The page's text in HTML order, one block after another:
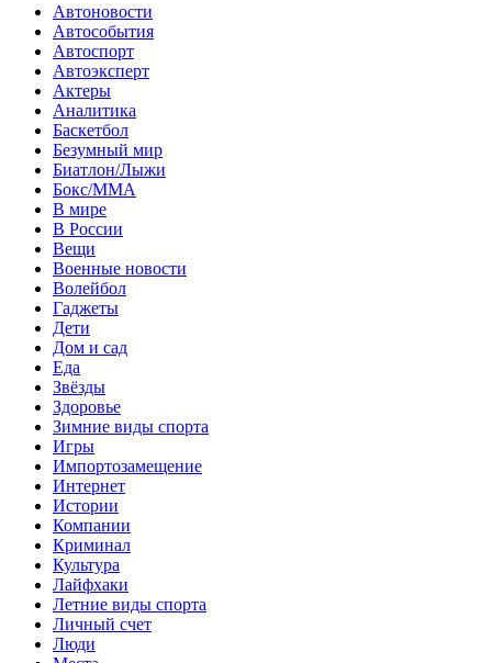
Автоновости
Автособытия
Автоспорт
Автоэксперт
Актеры
Аналитика
Баскетбол
Безумный мир
Биатлон/Лыжи
Бокс/MMA
В мире
В России
Вещи
Военные новости
Волейбол
Гаджеты
Дети
Дом и сад
Еда
Звёзды
Здоровье
Зимние виды спорта
Игры
Импортозамещение
Интернет
Истории
Компании
Криминал
Культура
Лайфхаки
Летние виды спорта
Личный счет
Люди